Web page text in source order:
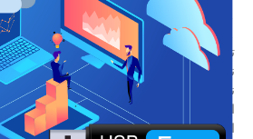
ہیں.حضرت معاویہؓ
ہے کہ فتح مکہ سے پہلے ہی اسلام لا چکے
نے حضرت معاویہؓ کو
نے بیس سال حکومت کی اور چونسٹھ لاکھ
اسلام کا جھنڈا لہرایا۔آپ کے لیے نبیﷺ نے کٸ
المسلمین یعنی مسلمانوں کے ماموں بھی کہا